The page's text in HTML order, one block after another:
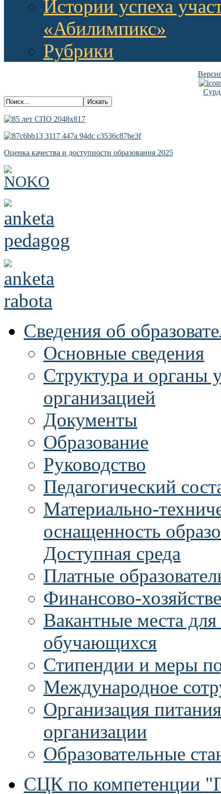
Истории успеха
«Абилимпикс»
Рубрики
Оценка качества и доступности образования 2025
Сведения об
Основные сведения
Структура и органы
организацией
Документы
Образование
Руководство
Педагогический
Материально-
оснащенность
Доступная среда
Платные
Финансово-
Вакантные места
обучающихся
Стипендии и меры
Международное
Организация
организации
Образовательные
СЦК по компетенции